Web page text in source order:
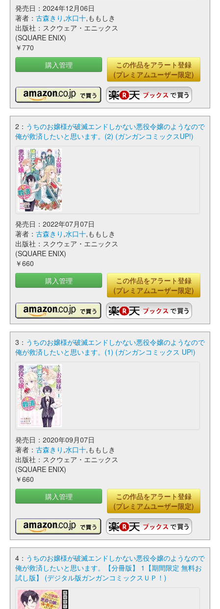
発売日：2024年12月06日
著者： 古森きり ,水口十,ももしき
出版社：スクウェア・エニックス
(SQUARE ENIX)
￥770
購入管理
この作品をアラート登録
(プレミアムユーザー限定)
2： うちのお嬢様が破滅エンドしかない悪役令嬢のようなので
俺が救済したいと思います。(2) (ガンガンコミックスUP!)
発売日：2022年07月07日
著者： 古森きり ,水口十,ももしき
出版社：スクウェア・エニックス
(SQUARE ENIX)
￥660
購入管理
この作品をアラート登録
(プレミアムユーザー限定)
3： うちのお嬢様が破滅エンドしかない悪役令嬢のようなので
俺が救済したいと思います。(1) (ガンガンコミックス UP!)
発売日：2020年09月07日
著者： 古森きり ,水口十,ももしき
出版社：スクウェア・エニックス
(SQUARE ENIX)
￥660
購入管理
この作品をアラート登録
(プレミアムユーザー限定)
4： うちのお嬢様が破滅エンドしかない悪役令嬢のようなので
俺が救済したいと思います。【分冊版】 1【期間限定 無料お
試し版】 (デジタル版ガンガンコミックスＵＰ！)